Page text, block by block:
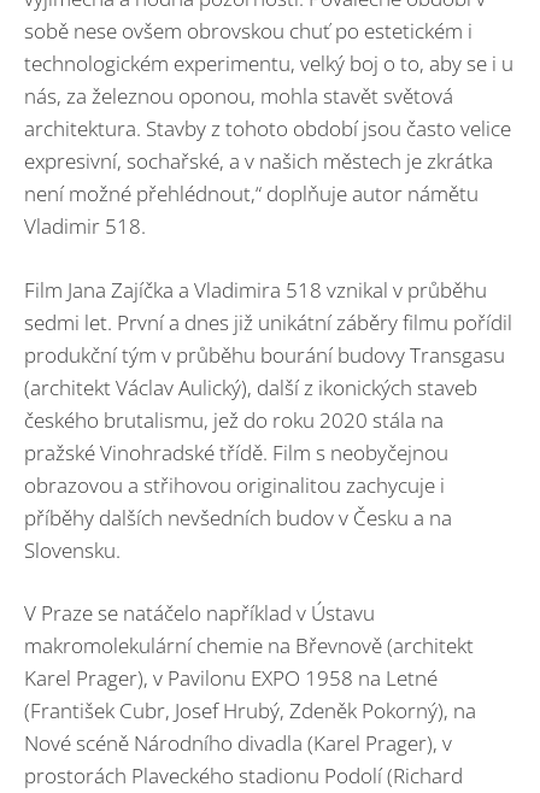
sobě nese ovšem obrovskou chuť po estetickém i
technologickém experimentu, velký boj o to, aby se i u
nás, za železnou oponou, mohla stavět světová
architektura. Stavby z tohoto období jsou často velice
expresivní, sochařské, a v našich městech je zkrátka
není možné přehlédnout,“ doplňuje autor námětu
Vladimir 518.
Film Jana Zajíčka a Vladimira 518 vznikal v průběhu
sedmi let. První a dnes již unikátní záběry filmu pořídil
produkční tým v průběhu bourání budovy Transgasu
(architekt Václav Aulický), další z ikonických staveb
českého brutalismu, jež do roku 2020 stála na
pražské Vinohradské třídě. Film s neobyčejnou
obrazovou a střihovou originalitou zachycuje i
příběhy dalších nevšedních budov v Česku a na
Slovensku.
V Praze se natáčelo například v Ústavu
makromolekulární chemie na Břevnově (architekt
Karel Prager), v Pavilonu EXPO 1958 na Letné
(František Cubr, Josef Hrubý, Zdeněk Pokorný), na
Nové scéně Národního divadla (Karel Prager), v
prostorách Plaveckého stadionu Podolí (Richard